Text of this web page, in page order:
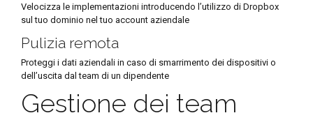
Velocizza le implementazioni introducendo l’utilizzo di Dropbox
sul tuo dominio nel tuo account aziendale
Pulizia remota
Proteggi i dati aziendali in caso di smarrimento dei dispositivi o
dell’uscita dal team di un dipendente
Gestione dei team